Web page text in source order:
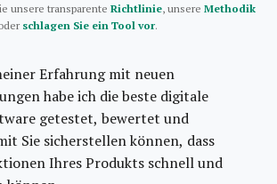
unsere transparente Richtlinie, unsere Methodik
schlagen Sie ein Tool vor.
Erfahrung mit neuen
habe ich die beste digitale
getestet, bewertet und
Sie sicherstellen können, dass
Ihres Produkts schnell und